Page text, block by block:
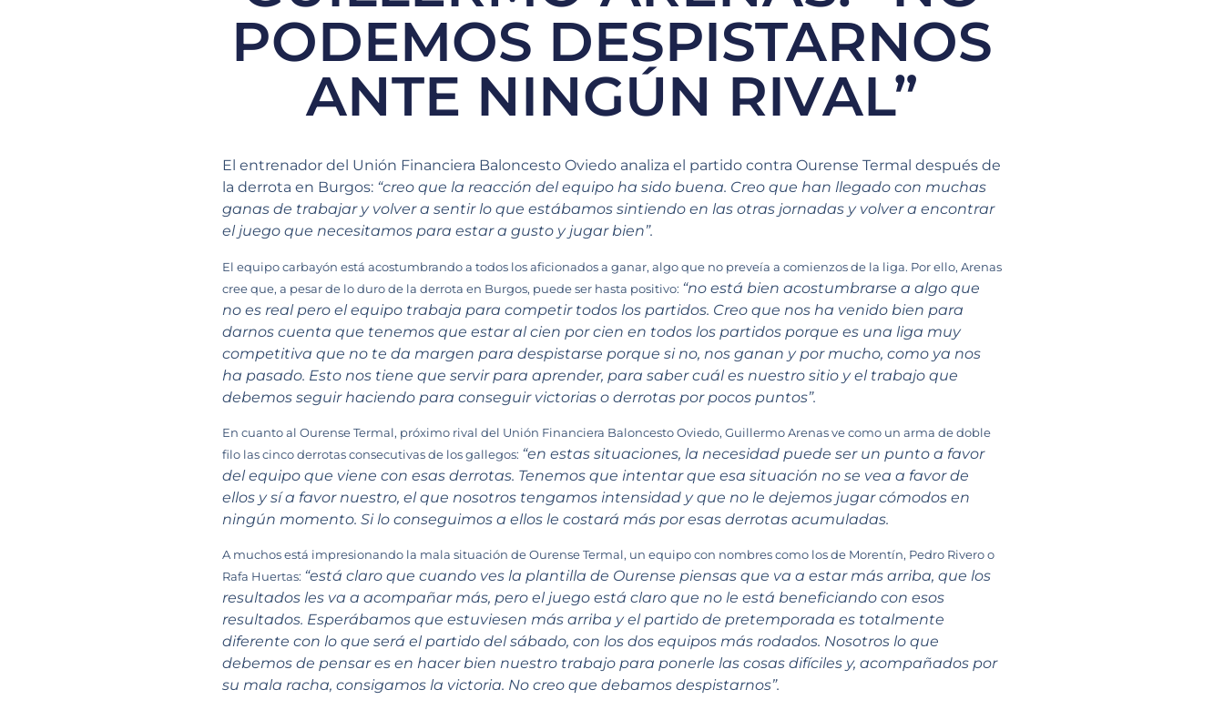
PODEMOS DESPISTARNOS
ANTE NINGÚN RIVAL”
El entrenador del Unión Financiera Baloncesto Oviedo analiza el partido contra Ourense Termal después de
la derrota en Burgos: “creo que la reacción del equipo ha sido buena. Creo que han llegado con muchas
ganas de trabajar y volver a sentir lo que estábamos sintiendo en las otras jornadas y volver a encontrar
el juego que necesitamos para estar a gusto y jugar bien”.
El equipo carbayón está acostumbrando a todos los aficionados a ganar, algo que no preveía a comienzos de la liga. Por ello, Arenas
cree que, a pesar de lo duro de la derrota en Burgos, puede ser hasta positivo: “no está bien acostumbrarse a algo que
no es real pero el equipo trabaja para competir todos los partidos. Creo que nos ha venido bien para
darnos cuenta que tenemos que estar al cien por cien en todos los partidos porque es una liga muy
competitiva que no te da margen para despistarse porque si no, nos ganan y por mucho, como ya nos
ha pasado. Esto nos tiene que servir para aprender, para saber cuál es nuestro sitio y el trabajo que
debemos seguir haciendo para conseguir victorias o derrotas por pocos puntos”.
En cuanto al Ourense Termal, próximo rival del Unión Financiera Baloncesto Oviedo, Guillermo Arenas ve como un arma de doble
filo las cinco derrotas consecutivas de los gallegos: “en estas situaciones, la necesidad puede ser un punto a favor
del equipo que viene con esas derrotas. Tenemos que intentar que esa situación no se vea a favor de
ellos y sí a favor nuestro, el que nosotros tengamos intensidad y que no le dejemos jugar cómodos en
ningún momento. Si lo conseguimos a ellos le costará más por esas derrotas acumuladas.
A muchos está impresionando la mala situación de Ourense Termal, un equipo con nombres como los de Morentín, Pedro Rivero o
Rafa Huertas: “está claro que cuando ves la plantilla de Ourense piensas que va a estar más arriba, que los
resultados les va a acompañar más, pero el juego está claro que no le está beneficiando con esos
resultados. Esperábamos que estuviesen más arriba y el partido de pretemporada es totalmente
diferente con lo que será el partido del sábado, con los dos equipos más rodados. Nosotros lo que
debemos de pensar es en hacer bien nuestro trabajo para ponerle las cosas difíciles y, acompañados por
su mala racha, consigamos la victoria. No creo que debamos despistarnos”.